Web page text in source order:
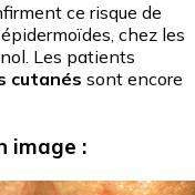
ce risque de
chez les
Les patients
cutanés sont encore
image :